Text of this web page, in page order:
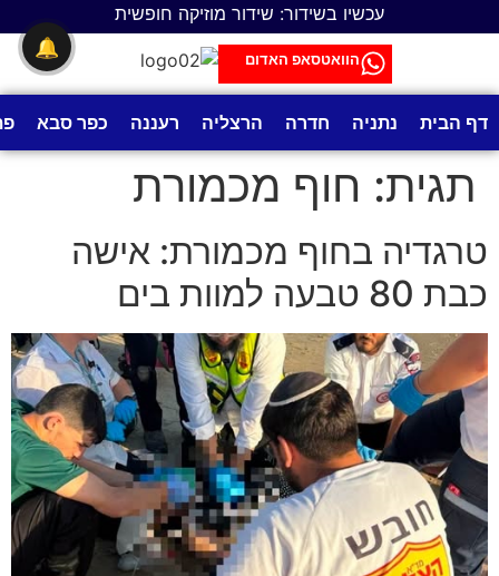
עכשיו בשידור: שידור מוזיקה חופשית
הוואטסאפ האדום
דף הבית נתניה חדרה הרצליה רעננה כפר סבא
תגית: חוף מכמורת
טרגדיה בחוף מכמורת: אישה
כבת 80 טבעה למוות בים
🔔